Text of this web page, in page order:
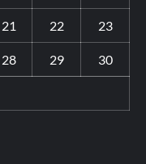
21 22 23
28 29 30